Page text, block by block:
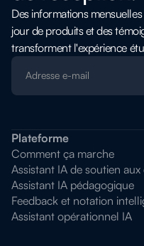
Des informations
jour de produits et des
transforment l'expérience
Plateforme
Comment ça marche
Assistant IA de soutien
Assistant IA pédagogique
Feedback et notation
Assistant opérationnel IA